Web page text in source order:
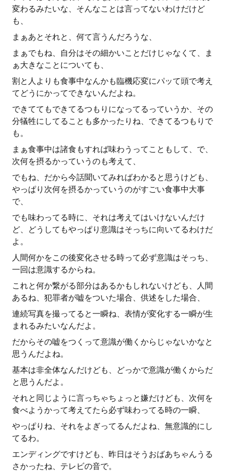
変わるみたいな、そんなことは言ってないわけだけど
も、
まぁあとそれと、何て言うんだろうな、
まぁでもね、自分はその細かいことだけじゃなくて、ま
ぁ大きなことについても、
割と人よりも食事中なんかも臨機応変にパッて頭で考え
てどうにかってできないんだよね。
できててもできてるつもりになってるっていうか、その
分犠牲にしてることも多かったりね、できてるつもりで
も。
まぁ食事中は諸食もすれば味わうってこともして、で、
次何を摂るかっていうのも考えて、
でもね、だから今話聞いてみればわかると思うけども、
やっぱり次何を摂るかっていうのがすごい食事中大事
で、
でも味わってる時に、それは考えてはいけないんだけ
ど、どうしてもやっぱり意識はそっちに向いてるわけだ
よ。
人間何かをこの後変化させる時って必ず意識はそっち、
一回は意識するからね。
これと何か繋がる部分はあるかもしれないけども、人間
あるね、犯罪者が嘘をついた場合、供述をした場合、
連続写真を撮ってると一瞬ね、表情が変化する一瞬が生
まれるみたいなんだよ。
だからその嘘をつくって意識が働くからじゃないかなと
思うんだよね。
基本は非全体なんだけども、どっかで意識が働くからだ
と思うんだよ。
それと同じように言っちゃちょっと嫌だけども、次何を
食べようかって考えてたら必ず味わってる時の一瞬、
やっぱりね、それをよぎってるんだよね、無意識的にし
てるわ。
エンディングですけども、昨日はそうおばあちゃんうる
さかったね、テレビの音で。